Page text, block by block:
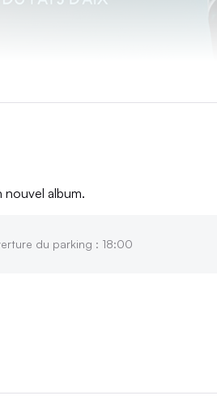
nouvel album.
du parking : 18:00